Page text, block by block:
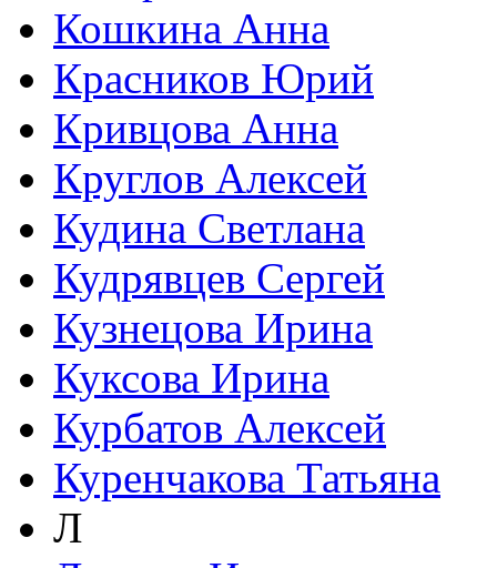
Кошкина Анна
Красников Юрий
Кривцова Анна
Круглов Алексей
Кудина Светлана
Кудрявцев Сергей
Кузнецова Ирина
Куксова Ирина
Курбатов Алексей
Куренчакова Татьяна
Л